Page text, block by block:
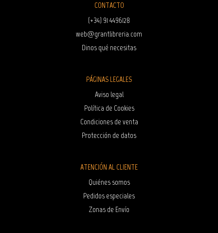
CONTACTO
(+34) 91 4496128
web@grantlibreria.com
Dinos qué necesitas
PÁGINAS LEGALES
Aviso legal
Política de Cookies
Condiciones de venta
Protección de datos
ATENCIÓN AL CLIENTE
Quiénes somos
Pedidos especiales
Zonas de Envío